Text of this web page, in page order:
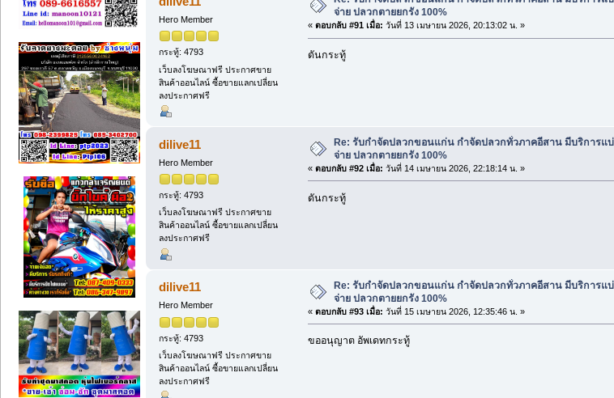
Hero Member
กระทู้: 4793
เว็บลงโฆษณาฟรี ประกาศขาย
สินค้าออนไลน์ ซื้อขายแลกเปลี่ยน
ลงประกาศฟรี
จ่าย ปลวกตายยกรัง 100%
« ตอบกลับ #91 เมื่อ: วันที่ 13 เมษายน 2026, 20:13:02 น. »
ดันกระทู้
dilive11
Hero Member
กระทู้: 4793
เว็บลงโฆษณาฟรี ประกาศขาย
สินค้าออนไลน์ ซื้อขายแลกเปลี่ยน
ลงประกาศฟรี
Re: รับกำจัดปลวกขอนแก่น กำจัดปลวกทั่วภาคอีสาน มีบริการแ
จ่าย ปลวกตายยกรัง 100%
« ตอบกลับ #92 เมื่อ: วันที่ 14 เมษายน 2026, 22:18:14 น. »
ดันกระทู้
dilive11
Hero Member
กระทู้: 4793
เว็บลงโฆษณาฟรี ประกาศขาย
สินค้าออนไลน์ ซื้อขายแลกเปลี่ยน
ลงประกาศฟรี
Re: รับกำจัดปลวกขอนแก่น กำจัดปลวกทั่วภาคอีสาน มีบริการแ
จ่าย ปลวกตายยกรัง 100%
« ตอบกลับ #93 เมื่อ: วันที่ 15 เมษายน 2026, 12:35:46 น. »
ขออนุญาต อัพเดทกระทู้